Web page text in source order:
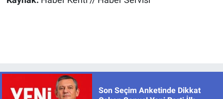
Son Seçim Anketinde Dikkat